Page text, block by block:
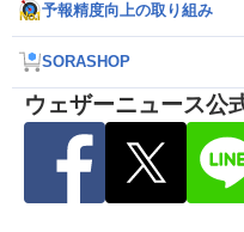
予報精度向上の取り組み
SORASHOP
ウェザーニュース公